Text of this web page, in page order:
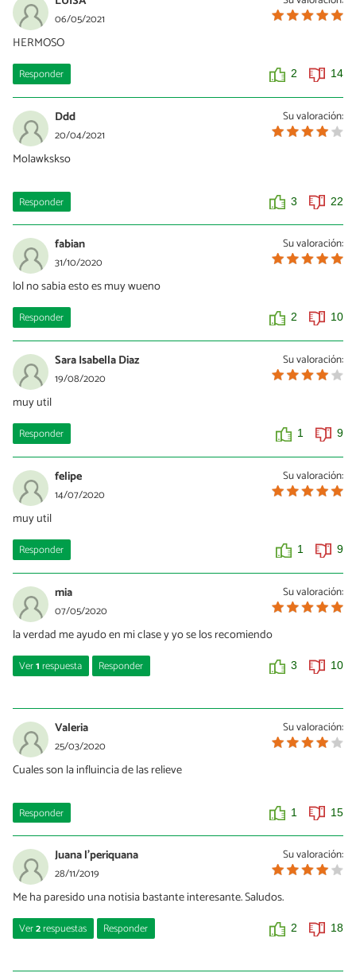
06/05/2021
HERMOSO
Responder 2 14
Su valoración:
Ddd
20/04/2021
Molawkskso
Responder 3 22
Su valoración:
fabian
31/10/2020
lol no sabia esto es muy wueno
Responder 2 10
Su valoración:
Sara Isabella Diaz
19/08/2020
muy util
Responder 1 9
Su valoración:
felipe
14/07/2020
muy util
Responder 1 9
Su valoración:
mia
07/05/2020
la verdad me ayudo en mi clase y yo se los recomiendo
Ver1respuesta Responder 3 10
01/07/2023
Okey bueno
Su valoración:
Valeria
25/03/2020
Cuales son la influincia de las relieve
Responder 1 15
Su valoración:
Juana l'periquana
28/11/2019
Me ha paresido una notisia bastante interesante. Saludos.
Ver2respuestas Responder 2 18